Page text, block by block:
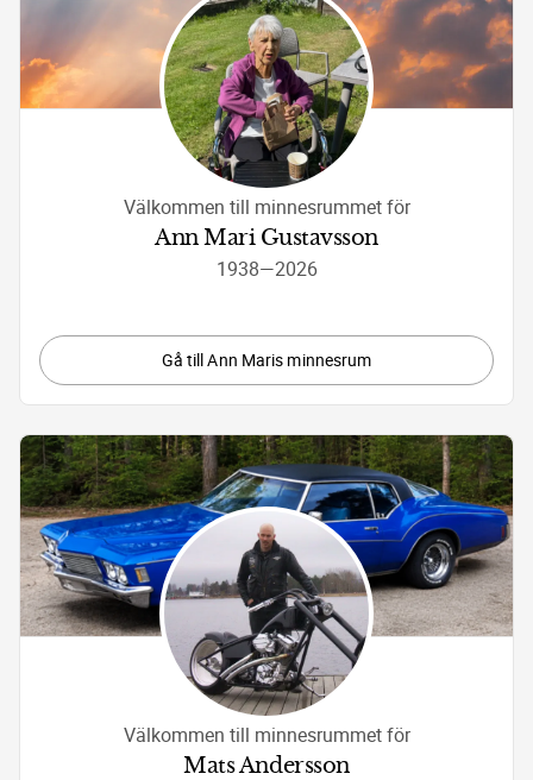
Välkommen till minnesrummet för
Ann Mari Gustavsson
1938—2026
Gå till Ann Maris minnesrum
Välkommen till minnesrummet för
Mats Andersson